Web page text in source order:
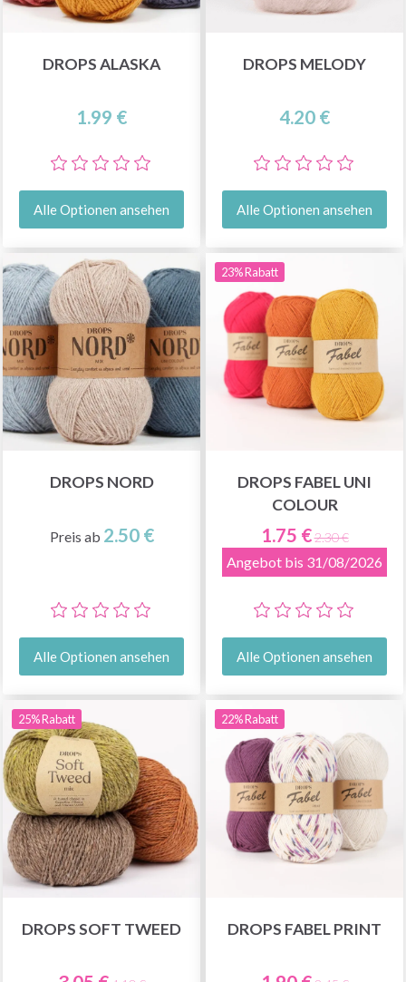
DROPS ALASKA
1.99 €
Alle Optionen ansehen
DROPS MELODY
4.20 €
Alle Optionen ansehen
DROPS NORD
Preis ab 2.50 €
Alle Optionen ansehen
23% Rabatt
DROPS FABEL UNI
COLOUR
1.75 €2.30 €
Angebot bis 31/08/2026
Alle Optionen ansehen
25% Rabatt
DROPS SOFT TWEED
22% Rabatt
DROPS FABEL PRINT